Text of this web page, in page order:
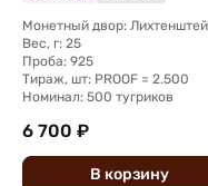
Вес, г: 25
Проба: 925
Тираж, шт: PROOF = 2.500
Номинал: 500 тугриков
6 700 ₽
В корзину